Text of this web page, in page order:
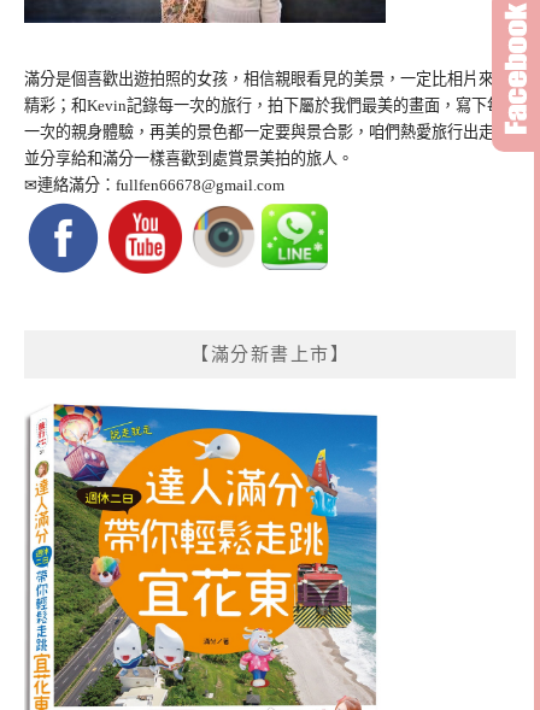
滿分是個喜歡出遊拍照的女孩，相信親眼看見的美景，一定比相片來得
精彩；和Kevin記錄每一次的旅行，拍下屬於我們最美的畫面，寫下每
一次的親身體驗，再美的景色都一定要與景合影，咱們熱愛旅行出走，
並分享給和滿分一樣喜歡到處賞景美拍的旅人。
✉連絡滿分： fullfen66678@gmail.com
【滿分新書上市】